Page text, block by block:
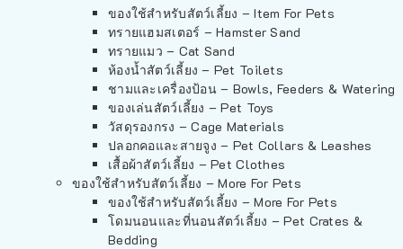
ของใช้สำหรับสัตว์เลี้ยง – Item For Pets
ทรายแฮมสเตอร์ – Hamster Sand
ทรายแมว – Cat Sand
ห้องน้ำสัตว์เลี้ยง – Pet Toilets
ชามและเครื่องป้อน – Bowls, Feeders & Watering
ของเล่นสัตว์เลี้ยง – Pet Toys
วัสดุรองกรง – Cage Materials
ปลอกคอและสายจูง – Pet Collars & Leashes
เสื้อผ้าสัตว์เลี้ยง – Pet Clothes
ของใช้สำหรับสัตว์เลี้ยง – More For Pets
ของใช้สำหรับสัตว์เลี้ยง – More For Pets
โดมนอนและที่นอนสัตว์เลี้ยง – Pet Crates &
Bedding